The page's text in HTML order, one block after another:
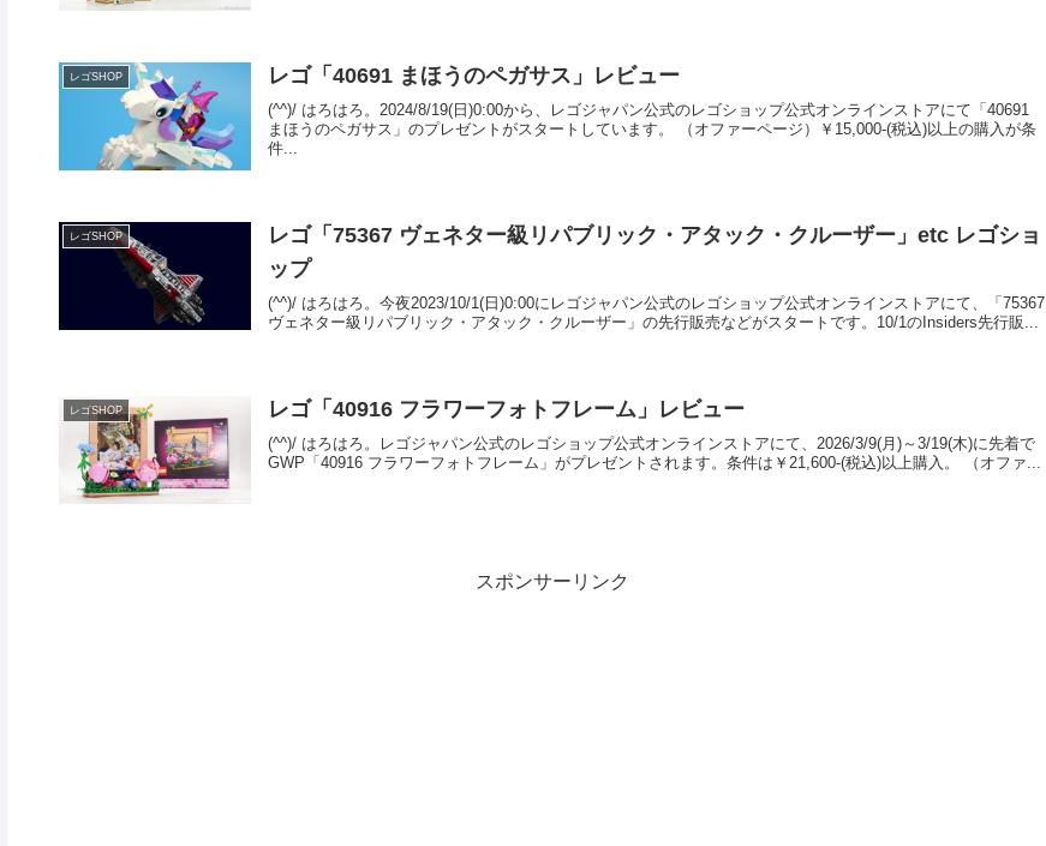
レゴSHOP レゴ「40691 まほうのペガサス」レビュー
(^^)/ はろはろ。2024/8/19(日)0:00から、レゴジャパン公式のレゴショップ公式オンラインストアにて「40691
まほうのペガサス」のプレゼントがスタートしています。 （オファーページ）￥15,000-(税込)以上の購入が条
件...
レゴSHOP
レゴ「75367 ヴェネター級リパブリック・アタック・クルーザー」etc レゴショ
ップ
(^^)/ はろはろ。今夜2023/10/1(日)0:00にレゴジャパン公式のレゴショップ公式オンラインストアにて、「75367
ヴェネター級リパブリック・アタック・クルーザー」の先行販売などがスタートです。10/1のInsiders先行販...
レゴSHOP レゴ「40916 フラワーフォトフレーム」レビュー
(^^)/ はろはろ。レゴジャパン公式のレゴショップ公式オンラインストアにて、2026/3/9(月)～3/19(木)に先着で
GWP「40916 フラワーフォトフレーム」がプレゼントされます。条件は￥21,600-(税込)以上購入。 （オファ...
スポンサーリンク